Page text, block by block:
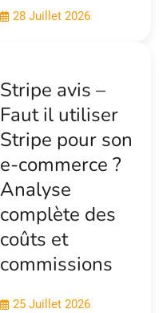
28 Juillet 2026
Stripe avis –
Faut il utiliser
Stripe pour son
e-commerce ?
Analyse
complète des
coûts et
commissions
25 Juillet 2026